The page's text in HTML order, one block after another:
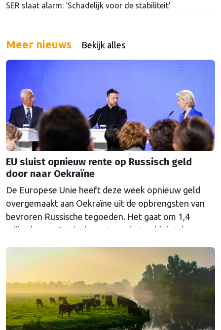
SER slaat alarm: ‘Schadelijk voor de stabiliteit’
Meer nieuws Bekijk alles
EU sluist opnieuw rente op Russisch geld
door naar Oekraïne
De Europese Unie heeft deze week opnieuw geld
overgemaakt aan Oekraïne uit de opbrengsten van
bevroren Russische tegoeden. Het gaat om 1,4
miljard euro. Dat is de rente op het geld dat de
Euroclear parkeerde. De EU bevroor dat geld na de
Continued